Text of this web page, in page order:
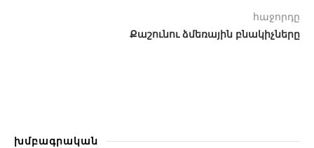
հաջորդը
Քաշունու ձմեռային բնակիչները
խմբագրական